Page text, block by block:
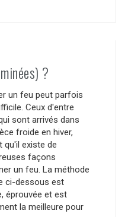
?
un feu peut parfois
Ceux d'entre
sont arrivés dans
froide en hiver,
qu'il existe de
façons
un feu. La méthode
ci-dessous est
éprouvée et est
la meilleure pour